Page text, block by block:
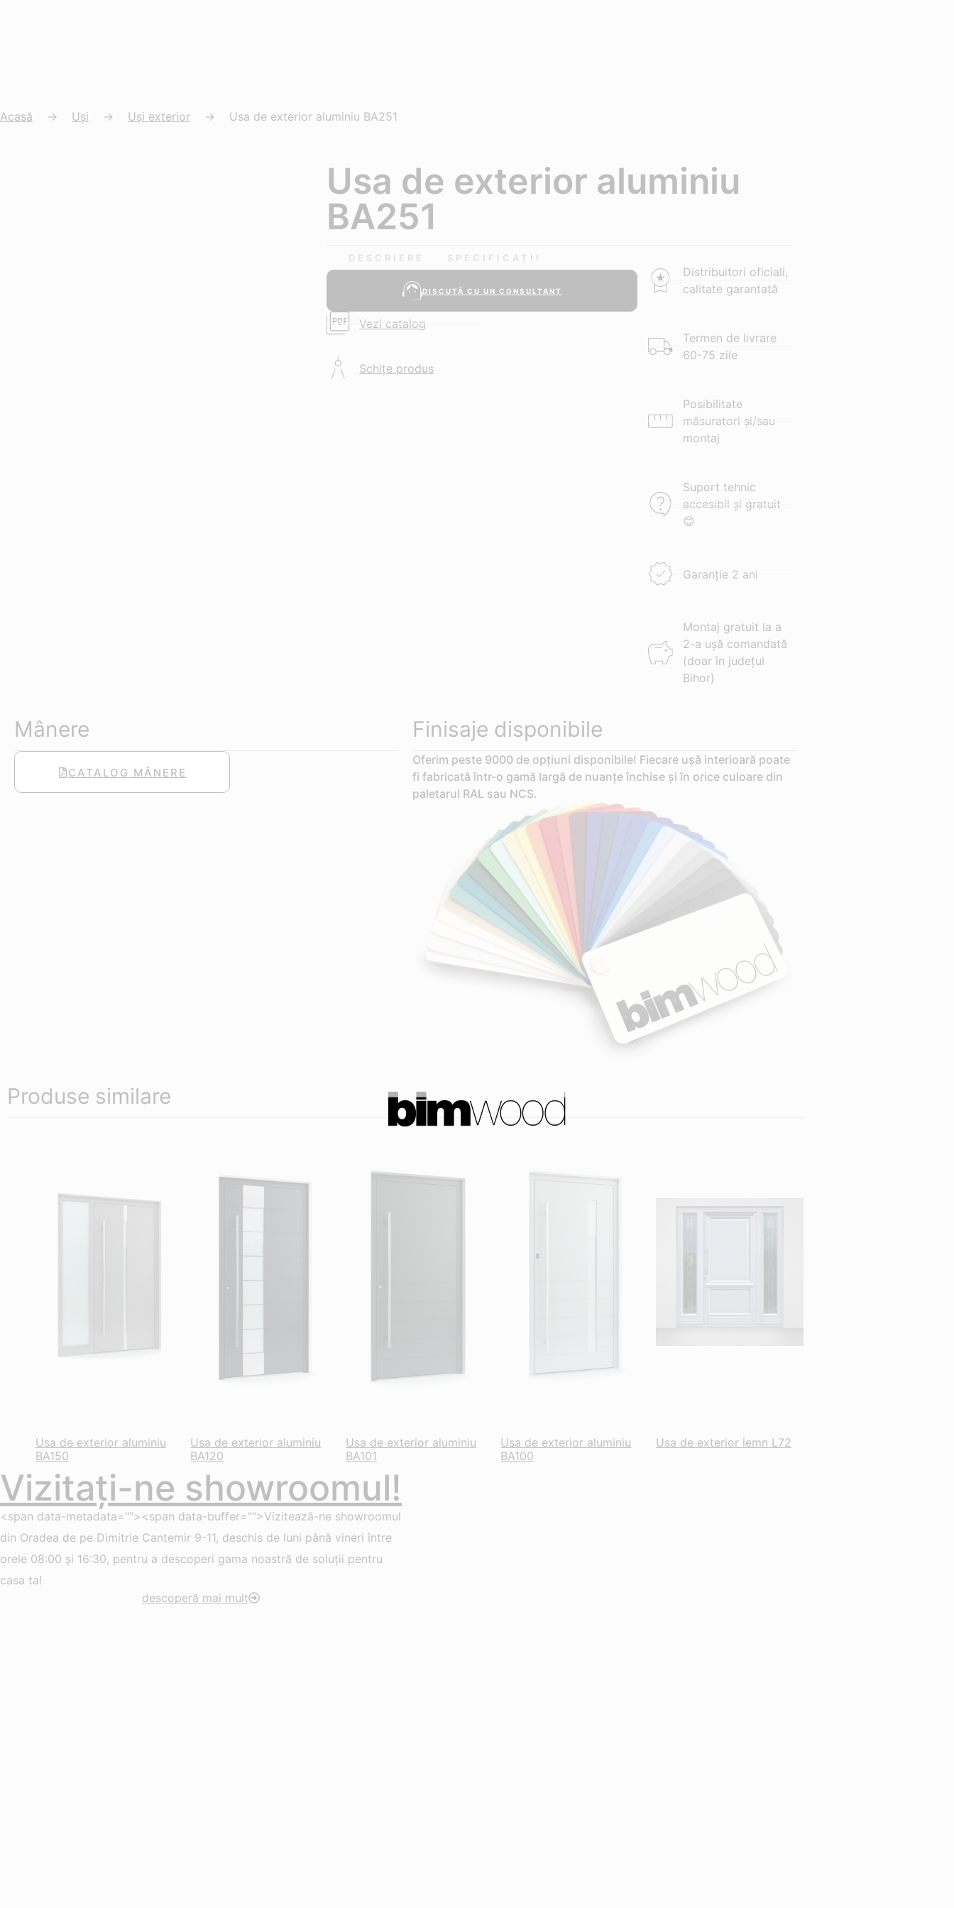
Acasă → Uși → Uși exterior → Usa de exterior aluminiu BA251
Usa de exterior aluminiu
BA251
DESCRIERE SPECIFICAȚII
DISCUTĂ CU UN CONSULTANT
Vezi catalog
Schițe produs
Distribuitori oficiali,
calitate garantată
Termen de livrare
60-75 zile
Posibilitate
măsuratori și/sau
montaj
Suport tehnic
accesibil și gratuit
😊
Garanție 2 ani
Montaj gratuit la a
2-a ușă comandată
(doar în județul
Bihor)
Mânere
CATALOG MÂNERE
Finisaje disponibile
Oferim peste 9000 de opțiuni disponibile! Fiecare ușă interioară poate
fi fabricată într-o gamă largă de nuanțe închise și în orice culoare din
paletarul RAL sau NCS.
Produse similare
Usa de exterior aluminiu
BA150
Usa de exterior aluminiu
BA120
Usa de exterior aluminiu
BA101
Usa de exterior aluminiu
BA100
Usa de exterior lemn L72
Vizitați-ne showroomul!
<span data-metadata=""><span data-buffer="">Vizitează-ne showroomul
din Oradea de pe Dimitrie Cantemir 9-11, deschis de luni până vineri între
orele 08:00 și 16:30, pentru a descoperi gama noastră de soluții pentru
casa ta!
descoperă mai mult